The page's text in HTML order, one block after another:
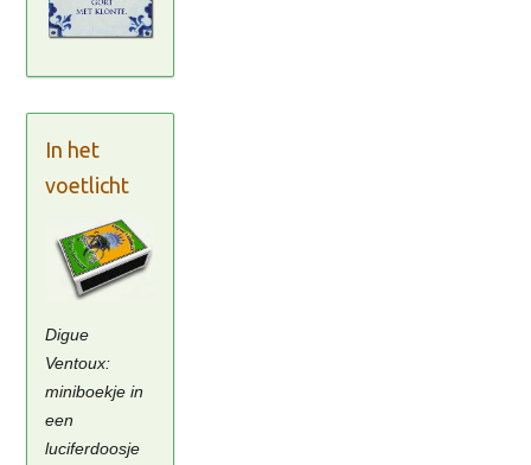
In het
voetlicht
Digue
Ventoux:
miniboekje in
een
luciferdoosje